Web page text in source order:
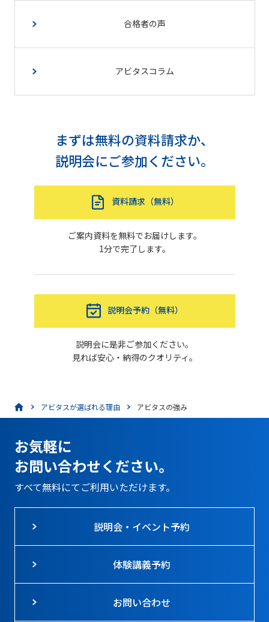
合格者の声
アビタスコラム
まずは無料の資料請求か、
説明会にご参加ください。
資料請求（無料）
ご案内資料を無料でお届けします。
1分で完了します。
説明会予約（無料）
説明会に是非ご参加ください。
見れば安心・納得のクオリティ。
アビタスが選ばれる理由 アビタスの強み
お気軽に
お問い合わせください。
すべて無料にてご利用いただけます。
説明会・イベント予約
体験講義予約
お問い合わせ